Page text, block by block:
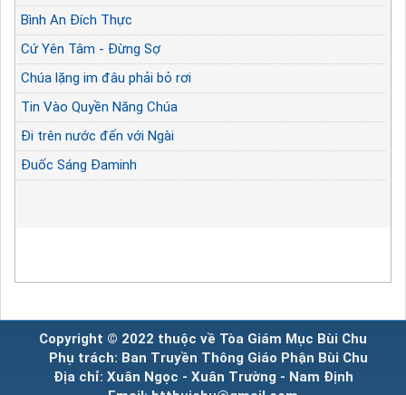
Bình An Đích Thực
Cứ Yên Tâm - Đừng Sợ
Chúa lặng im đâu phải bỏ rơi
Tin Vào Quyền Năng Chúa
Đi trên nước đến với Ngài
Đuốc Sáng Đaminh
Copyright © 2022 thuộc về Tòa Giám Mục Bùi Chu
Phụ trách: Ban Truyền Thông Giáo Phận Bùi Chu
Địa chỉ: Xuân Ngọc - Xuân Trường - Nam Định